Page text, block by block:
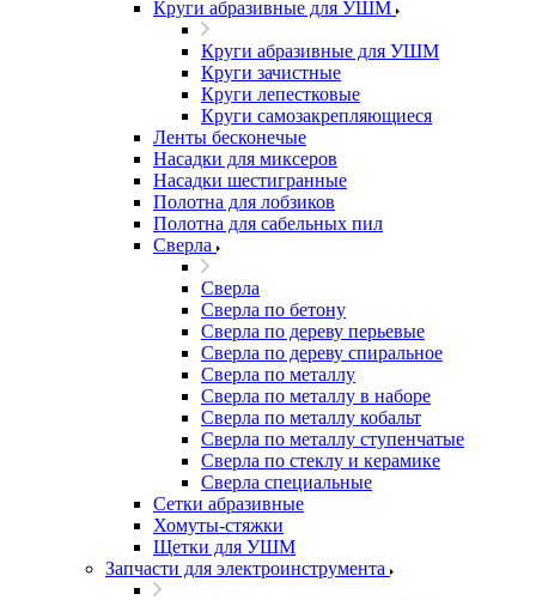
Круги абразивные для УШМ
Круги абразивные для УШМ
Круги зачистные
Круги лепестковые
Круги самозакрепляющиеся
Ленты бесконечые
Насадки для миксеров
Насадки шестигранные
Полотна для лобзиков
Полотна для сабельных пил
Сверла
Сверла
Сверла по бетону
Сверла по дереву перьевые
Сверла по дереву спиральное
Сверла по металлу
Сверла по металлу в наборе
Сверла по металлу кобальт
Сверла по металлу ступенчатые
Сверла по стеклу и керамике
Сверла специальные
Сетки абразивные
Хомуты-стяжки
Щетки для УШМ
Запчасти для электроинструмента